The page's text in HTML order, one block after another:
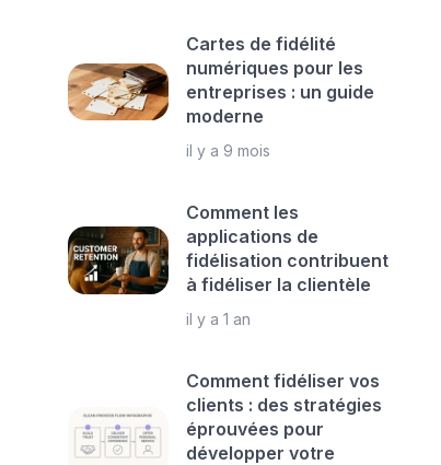
Cartes de fidélité
numériques pour les
entreprises : un guide
moderne
il y a 9 mois
Comment les
applications de
fidélisation contribuent
à fidéliser la clientèle
il y a 1 an
Comment fidéliser vos
clients : des stratégies
éprouvées pour
développer votre